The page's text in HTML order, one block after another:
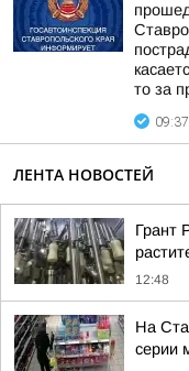
то за
09:37
ЛЕНТА НОВОСТЕЙ
Грант
12:48
На
серии